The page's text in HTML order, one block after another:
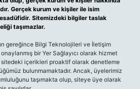
Gerçek kurum ve kişiler ile isim
Sitemizdeki bilgiler taslak
taşımazlar.
gereğince Bilgi Teknolojileri ve İletişim
bir Yer Sağlayıcı olarak hizmet
içerikleri proaktif olarak denetleme
bulunmamaktadır. Ancak, üyelerimiz
taşımakta olup, siteye üye olarak